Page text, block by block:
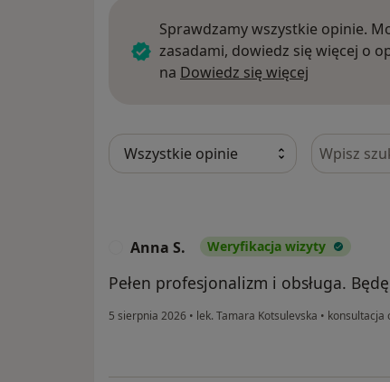
Sprawdzamy wszystkie opinie.
zasadami, dowiedz się więcej o
na Dowiedz się więcej
Szukaj w
Anna S. Weryfikacja wizyty
Pełen profesjonalizm i obsługa.
5 sierpnia 2026 • lek. Tamara Kotsulevska • konsultacja